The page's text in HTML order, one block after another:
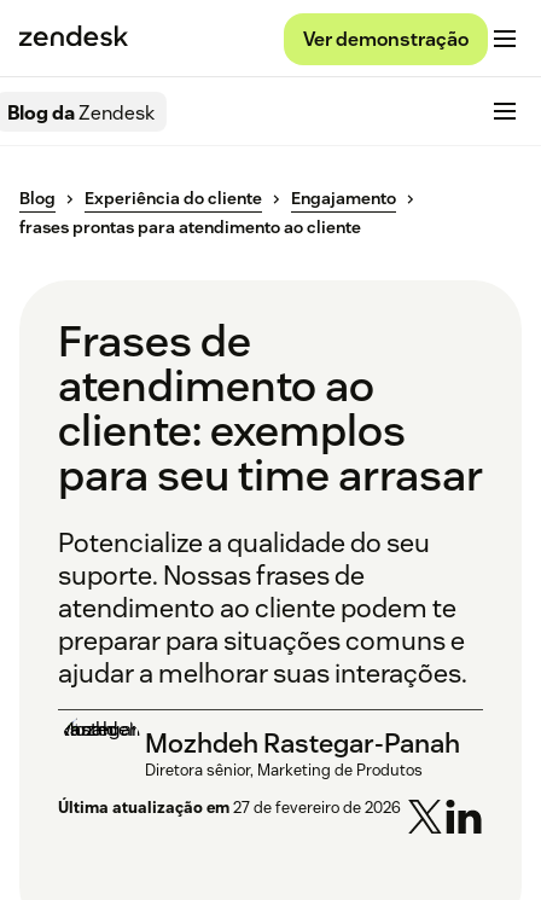
Ver demonstração
Blog daZendesk
Blog Experiência do cliente
Engajamento
frases prontas para atendimento ao cliente​
Frases de
atendimento ao
cliente: exemplos
para seu time arrasar
Potencialize a qualidade do seu
suporte. Nossas frases de
atendimento ao cliente podem te
preparar para situações comuns e
ajudar a melhorar suas interações.
Mozhdeh Rastegar-Panah
Diretora sênior, Marketing de Produtos
Última atualização em27 de fevereiro de 2026